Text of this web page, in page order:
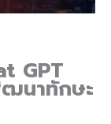
GPT
นาทักษะ